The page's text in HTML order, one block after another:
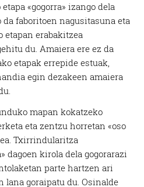
«gogorra» izango dela
faboritoen nagusitasuna eta
etapan erabakitzea
du. Amaiera ere ez da
etapak errepide estuak,
egin dezakeen amaiera
mapan kokatzeko
eta zentzu horretan «oso
Txirrindularitza
dagoen kirola dela gogorarazi
parte hartzen ari
goraipatu du. Osinalde